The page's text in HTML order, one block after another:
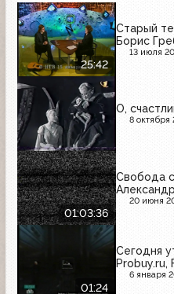
25:42
Старый
Борис
13 июля
О,
8 октября
01:03:36
Свобода
20 июня
01:24
Сегодня
Probuy.ru,
6 января